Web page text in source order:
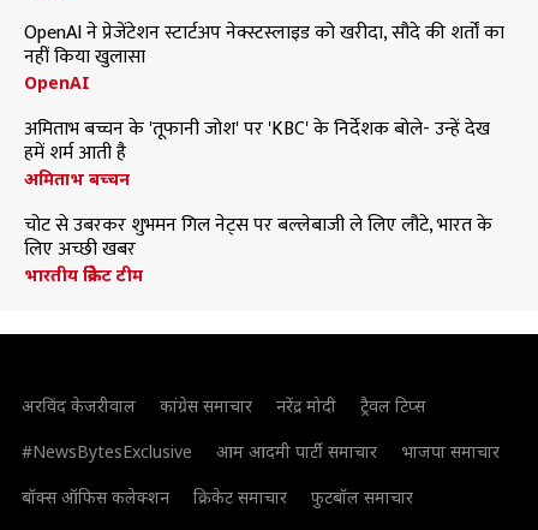
OpenAI ने प्रेजेंटेशन स्टार्टअप नेक्स्टस्लाइड को खरीदा, सौदे की शर्तों का
नहीं किया खुलासा
OpenAI
अमिताभ बच्चन के 'तूफानी जोश' पर 'KBC' के निर्देशक बोले- उन्हें देख
हमें शर्म आती है
अमिताभ बच्चन
चोट से उबरकर शुभमन गिल नेट्स पर बल्लेबाजी ले लिए लौटे, भारत के
लिए अच्छी खबर
भारतीय क्रिकेट टीम
अरविंद केजरीवाल कांग्रेस समाचार नरेंद्र मोदी
ट्रैवल टिप्स
#NewsBytesExclusive
आम आदमी पार्टी समाचार
भाजपा समाचार
बॉक्स ऑफिस कलेक्शन
क्रिकेट समाचार फुटबॉल समाचार